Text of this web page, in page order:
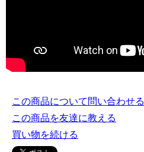
この商品について問い合わせる
この商品を友達に教える
買い物を続ける